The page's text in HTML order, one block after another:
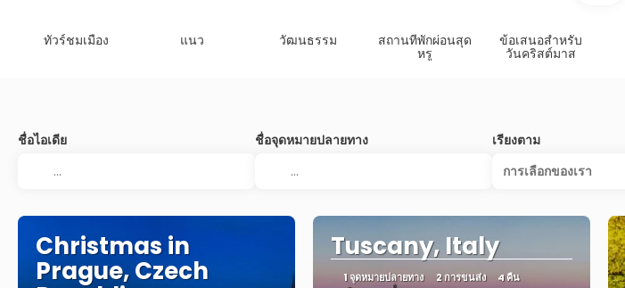
ทัวร์ชมเมือง แนว วัฒนธรรม สถานที่พักผ่อนสุด
หรู
ข้อเสนอสำหรับ
วันคริสต์มาส
ชื่อไอเดีย ชื่อจุดหมายปลายทาง
เรียงตาม
การเลือกของเรา
Christmas in
Prague, Czech
Tuscany, Italy
1 จุดหมายปลายทาง 2 การขนส่ง 4 คืน